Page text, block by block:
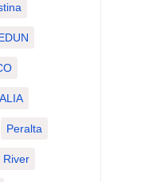
Peralta
River